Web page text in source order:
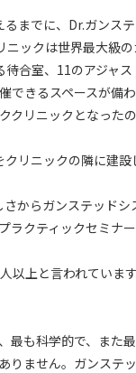
までに、Dr.ガンス
ックは世界最大級の
合室、11のアジャス
できるスペースが備
リニックとなったの
リニックの隣に建設
からガンステッドシ
ラクティックセミナ
以上と言われていま
最も科学的で、また
りません。ガンステ